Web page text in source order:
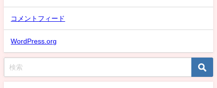
コメントフィード
WordPress.org